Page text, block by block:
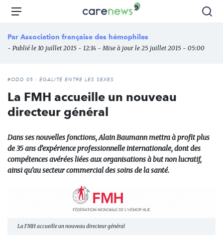
Aller
principal
Carenews,
média
des
l'engagement
Menu
Par Association française des hémophiles
- Publié le 10 juillet 2015 - 12:14 - Mise à jour le 25 juillet 2015 - 05:00
#ODD 05 : ÉGALITÉ ENTRE LES SEXES
La FMH accueille un nouveau
directeur général
Dans ses nouvelles fonctions, Alain Baumann mettra à profit plus
de 35 ans d’expérience professionnelle internationale, dont des
compétences avérées liées aux organisations à but non lucratif,
ainsi qu’au secteur commercial des soins de la santé.
La FMH accueille un nouveau directeur général